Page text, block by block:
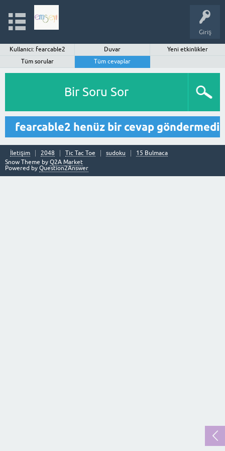
Giriş
Kullanıcı: fearcable2 Duvar
Yeni etkinlikler
Tüm sorular
Tüm cevaplar
Bir Soru Sor
fearcable2 henüz bir cevap göndermedi
İletişim 2048 Tic Tac Toe sudoku
15 Bulmaca
Snow Theme by Q2A Market
Powered by Question2Answer